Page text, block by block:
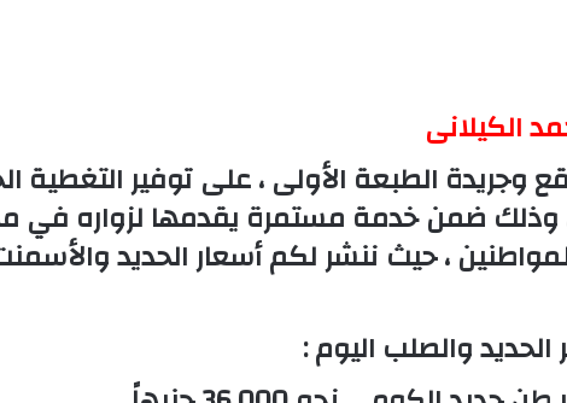
الكيلانى
وجريدة الطبعة الأولى ، على توفير التغطية
، وذلك ضمن خدمة مستمرة يقدمها لزواره في
، حيث ننشر لكم أسعار الحديد
والصلب اليوم :